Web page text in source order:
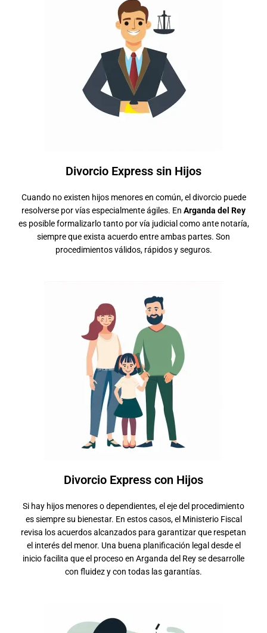
Divorcio Express sin Hijos
Cuando no existen hijos menores en común, el divorcio puede
resolverse por vías especialmente ágiles. En Arganda del Rey
es posible formalizarlo tanto por vía judicial como ante notaría,
siempre que exista acuerdo entre ambas partes. Son
procedimientos válidos, rápidos y seguros.
Divorcio Express con Hijos
Si hay hijos menores o dependientes, el eje del procedimiento
es siempre su bienestar. En estos casos, el Ministerio Fiscal
revisa los acuerdos alcanzados para garantizar que respetan
el interés del menor. Una buena planificación legal desde el
inicio facilita que el proceso en Arganda del Rey se desarrolle
con fluidez y con todas las garantías.